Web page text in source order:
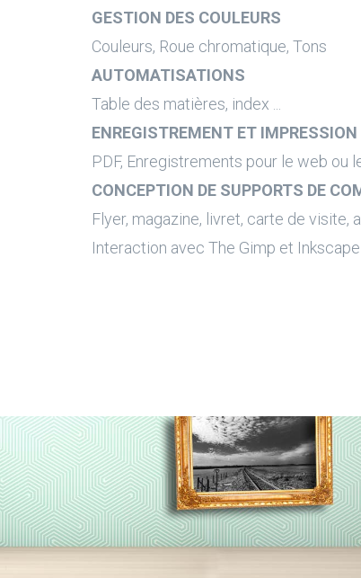
GESTION DES COULEURS
Couleurs, Roue chromatique, Tons
AUTOMATISATIONS
Table des matières, index ...
ENREGISTREMENT ET IMPRESSION
PDF, Enregistrements pour le web ou
CONCEPTION DE SUPPORTS DE
Flyer, magazine, livret, carte de visite,
Interaction avec The Gimp et Inkscape